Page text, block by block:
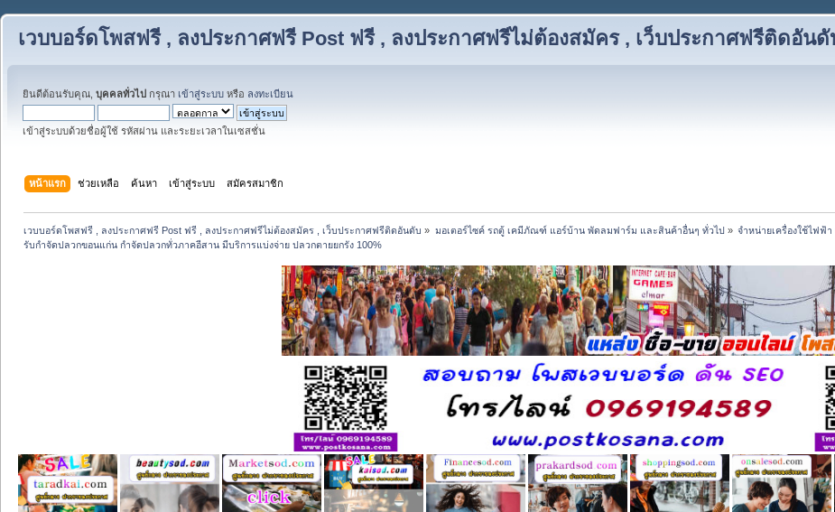
เวบบอร์ดโพสฟรี , ลงประกาศฟรี Post ฟรี , ลงประกาศฟรีไม่ต้องสมัคร , เว็บประกาศฟรีติดอันดั
ยินดีต้อนรับคุณ, บุคคลทั่วไป กรุณา เข้าสู่ระบบ หรือ ลงทะเบียน
เข้าสู่ระบบด้วยชื่อผู้ใช้ รหัสผ่าน และระยะเวลาในเซสชั่น
หน้าแรก ช่วยเหลือ ค้นหา เข้าสู่ระบบ สมัครสมาชิก
เวบบอร์ดโพสฟรี , ลงประกาศฟรี Post ฟรี , ลงประกาศฟรีไม่ต้องสมัคร , เว็บประกาศฟรีติดอันดับ » มอเตอร์ไซค์ รถตู้ เคมีภัณฑ์ แอร์บ้าน พัดลมฟาร์ม และสินค้าอื่นๆ ทั่วไป» จำหน่ายเครื่องใช้ไฟฟ้
รับกำจัดปลวกขอนแก่น กำจัดปลวกทั่วภาคอีสาน มีบริการแบ่งจ่าย ปลวกตายยกรัง 100%